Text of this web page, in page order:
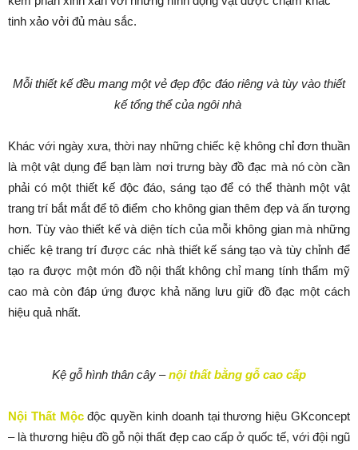
tinh xảo vởi đủ màu sắc.
Mỗi thiết kế đều mang một vẻ đẹp độc đáo riêng và tùy vào thiết
kế tổng thể của ngôi nhà
Khác với ngày xưa, thời nay những chiếc kệ không chỉ đơn thuần
là một vật dụng để bạn làm nơi trưng bày đồ đạc mà nó còn cần
phải có một thiết kế độc đáo, sáng tạo để có thể thành một vật
trang trí bắt mắt để tô điểm cho không gian thêm đẹp và ấn tượng
hơn. Tùy vào thiết kế và diện tích của mỗi không gian mà những
chiếc kệ trang trí được các nhà thiết kế sáng tạo và tùy chỉnh để
tạo ra được một món đồ nội thất không chỉ mang tính thẩm mỹ
cao mà còn đáp ứng được khả năng lưu giữ đồ đạc một cách
hiệu quả nhất.
Kệ gỗ hình thân cây –nội thất bằng gỗ cao cấp
Nội Thất Mộcđộc quyền kinh doanh tại thương hiệu GKconcept
– là thương hiệu đồ gỗ nội thất đẹp cao cấp ở quốc tế, với đội ngũ